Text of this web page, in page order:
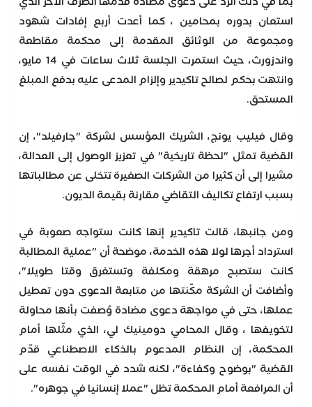
بما في ذلك الرد على دعوى مضادة قدمها الطرف الآخر الذي
استعان بدوره بمحامين ، كما أعدت أربع إفادات شهود
ومجموعة من الوثائق المقدمة إلى محكمة مقاطعة
واندزورث، حيث استمرت الجلسة ثلاث ساعات في 14 مايو،
وانتهت بحكم لصالح تاكيدير وإلزام المدعى عليه بدفع المبلغ
المستحق.
وقال فيليب يونج، الشريك المؤسس لشركة "جارفيلد"، إن
القضية تمثل "لحظة تاريخية" في تعزيز الوصول إلى العدالة،
مشيرا إلى أن كثيرا من الشركات الصغيرة تتخلى عن مطالباتها
بسبب ارتفاع تكاليف التقاضي مقارنة بقيمة الديون.
ومن جانبها، قالت تاكيدير إنها كانت ستواجه صعوبة في
استرداد أجرها لولا هذه الخدمة، موضحة أن "عملية المطالبة
كانت ستصبح مرهقة ومكلفة وتستغرق وقتا طويلا"،
وأضافت أن الشركة مكّنتها من متابعة الدعوى دون تعطيل
عملها، حتى في مواجهة دعوى مضادة وُصفت بأنها محاولة
لتخويفها ، وقال المحامي دومينيك لي، الذي مثّلها أمام
المحكمة، إن النظام المدعوم بالذكاء الاصطناعي قدّم
القضية "بوضوح وكفاءة"، لكنه شدد في الوقت نفسه على
أن المرافعة أمام المحكمة تظل "عملا إنسانيا في جوهره".